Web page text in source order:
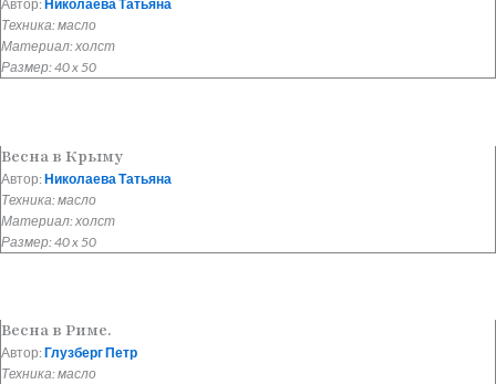
Автор: Николаева Татьяна
Техника: масло
Материал: холст
Размер: 40 x 50
Весна в Крыму
Автор: Николаева Татьяна
Техника: масло
Материал: холст
Размер: 40 x 50
Весна в Риме.
Автор: Глузберг Петр
Техника: масло